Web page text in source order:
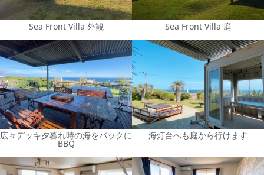
Sea Front Villa 外観 Sea Front Villa 庭
広々デッキ夕暮れ時の海をバックに
BBQ
海灯台へも庭から行けます